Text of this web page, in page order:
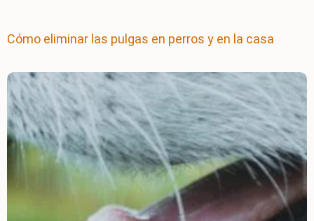
Cómo eliminar las pulgas en perros y en la casa